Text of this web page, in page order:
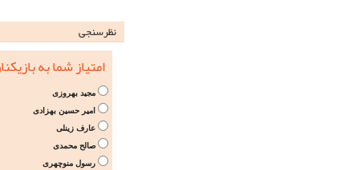
نظرسنجی
امتیاز شما به
مجید بهروزی
امیر حسین بهزادی
عارف زینلی
صالح محمدی
رسول منوچهری